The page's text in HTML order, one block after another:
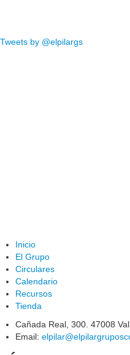
Tweets by @elpilargs
Inicio
El Grupo
Circulares
Calendario
Recursos
Tienda
Cañada Real, 300. 47008
Email: